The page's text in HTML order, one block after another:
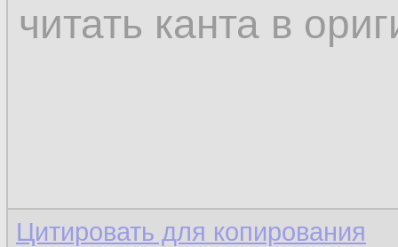
читать канта в
Цитировать для копирования